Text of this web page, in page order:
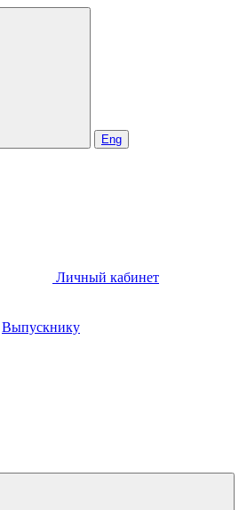
Eng
Личный кабинет
Выпускнику